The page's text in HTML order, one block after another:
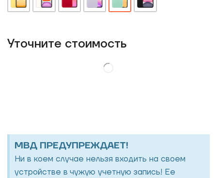
Уточнитe стоимость
МВД ПРЕДУПРЕЖДАЕТ!
Ни в коем случае нельзя входить на своем
устройстве в чужую учетную запись! Ее